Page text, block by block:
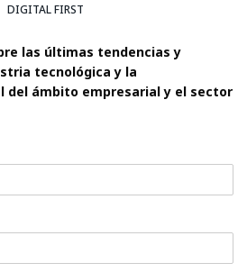
DIGITAL FIRST
las últimas tendencias y
tecnológica y la
ámbito empresarial y el sector